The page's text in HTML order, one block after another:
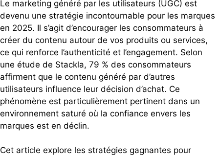
Le marketing généré par les utilisateurs (UGC) est
devenu une stratégie incontournable pour les marques
en 2025. Il s’agit d’encourager les consommateurs à
créer du contenu autour de vos produits ou services,
ce qui renforce l’authenticité et l’engagement. Selon
une étude de Stackla, 79 % des consommateurs
affirment que le contenu généré par d’autres
utilisateurs influence leur décision d’achat. Ce
phénomène est particulièrement pertinent dans un
environnement saturé où la confiance envers les
marques est en déclin.
Cet article explore les stratégies gagnantes pour